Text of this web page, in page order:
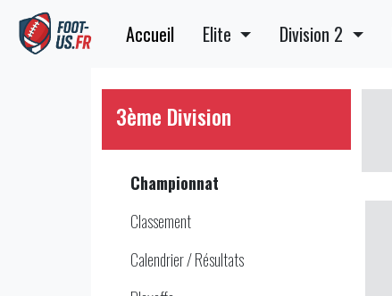
Accueil Elite Division 2
3ème Division
Championnat
Classement
Calendrier / Résultats